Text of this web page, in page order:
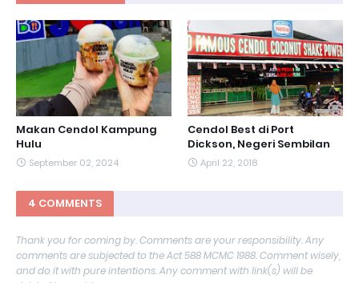
Makan Cendol Kampung
Hulu
September 02, 2024
Cendol Best di Port
Dickson, Negeri Sembilan
April 22, 2018
4 COMMENTS
Thank you for coming by. Comments are your responsibility. Any
comments are subjected to the Act 588 MCMC 1988. Comment wisely,
and do it with pure intentions. Any comment with link(s) will be